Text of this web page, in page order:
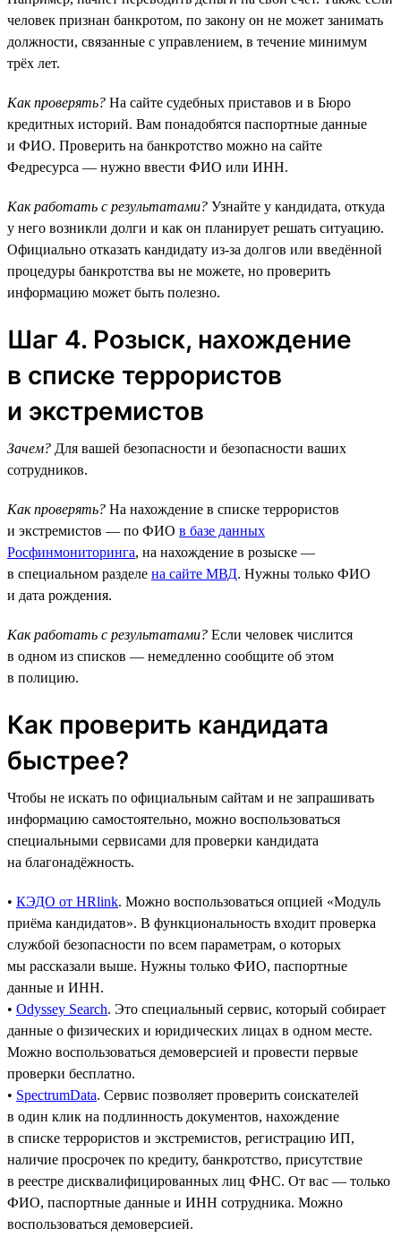
человек признан банкротом, по закону он не может занимать
должности, связанные с управлением, в течение минимум
трёх лет.
Как проверять? На сайте судебных приставов и в Бюро
кредитных историй. Вам понадобятся паспортные данные
и ФИО. Проверить на банкротство можно на сайте
Федресурса — нужно ввести ФИО или ИНН.
Как работать с результатами? Узнайте у кандидата, откуда
у него возникли долги и как он планирует решать ситуацию.
Официально отказать кандидату из-за долгов или введённой
процедуры банкротства вы не можете, но проверить
информацию может быть полезно.
Шаг 4. Розыск, нахождение
в списке террористов
и экстремистов
Зачем? Для вашей безопасности и безопасности ваших
сотрудников.
Как проверять? На нахождение в списке террористов
и экстремистов — по ФИО в базе данных
Росфинмониторинга, на нахождение в розыске —
в специальном разделе на сайте МВД. Нужны только ФИО
и дата рождения.
Как работать с результатами? Если человек числится
в одном из списков — немедленно сообщите об этом
в полицию.
Как проверить кандидата
быстрее?
Чтобы не искать по официальным сайтам и не запрашивать
информацию самостоятельно, можно воспользоваться
специальными сервисами для проверки кандидата
на благонадёжность.
• КЭДО от HRlink. Можно воспользоваться опцией «Модуль
приёма кандидатов». В функциональность входит проверка
службой безопасности по всем параметрам, о которых
мы рассказали выше. Нужны только ФИО, паспортные
данные и ИНН.
• Odyssey Search. Это специальный сервис, который собирает
данные о физических и юридических лицах в одном месте.
Можно воспользоваться демоверсией и провести первые
проверки бесплатно.
• SpectrumData. Сервис позволяет проверить соискателей
в один клик на подлинность документов, нахождение
в списке террористов и экстремистов, регистрацию ИП,
наличие просрочек по кредиту, банкротство, присутствие
в реестре дисквалифицированных лиц ФНС. От вас — только
ФИО, паспортные данные и ИНН сотрудника. Можно
воспользоваться демоверсией.